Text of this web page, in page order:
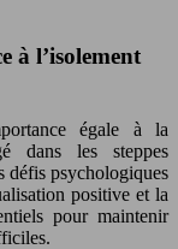
à l’isolement
égale à la
dans les steppes
défis psychologiques
positive et la
pour maintenir